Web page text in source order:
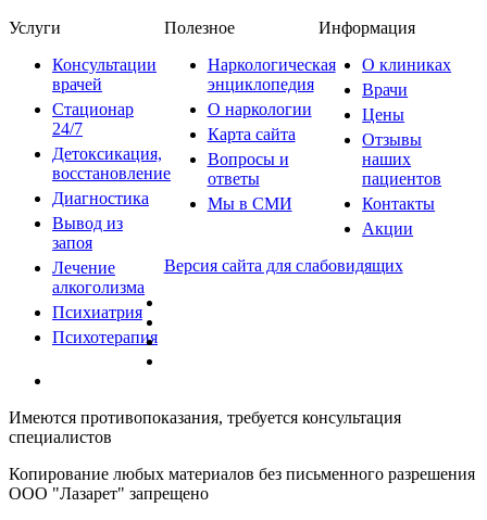
Услуги
Консультации
врачей
Стационар
24/7
Детоксикация,
восстановление
Диагностика
Вывод из
запоя
Лечение
алкоголизма
Психиатрия
Психотерапия
Полезное
Наркологическая
энциклопедия
О наркологии
Карта сайта
Вопросы и
ответы
Мы в СМИ
Информация
О клиниках
Врачи
Цены
Отзывы
наших
пациентов
Контакты
Акции
Версия сайта для слабовидящих
Имеются противопоказания, требуется консультация
специалистов
Копирование любых материалов без письменного разрешения
ООО "Лазарет" запрещено